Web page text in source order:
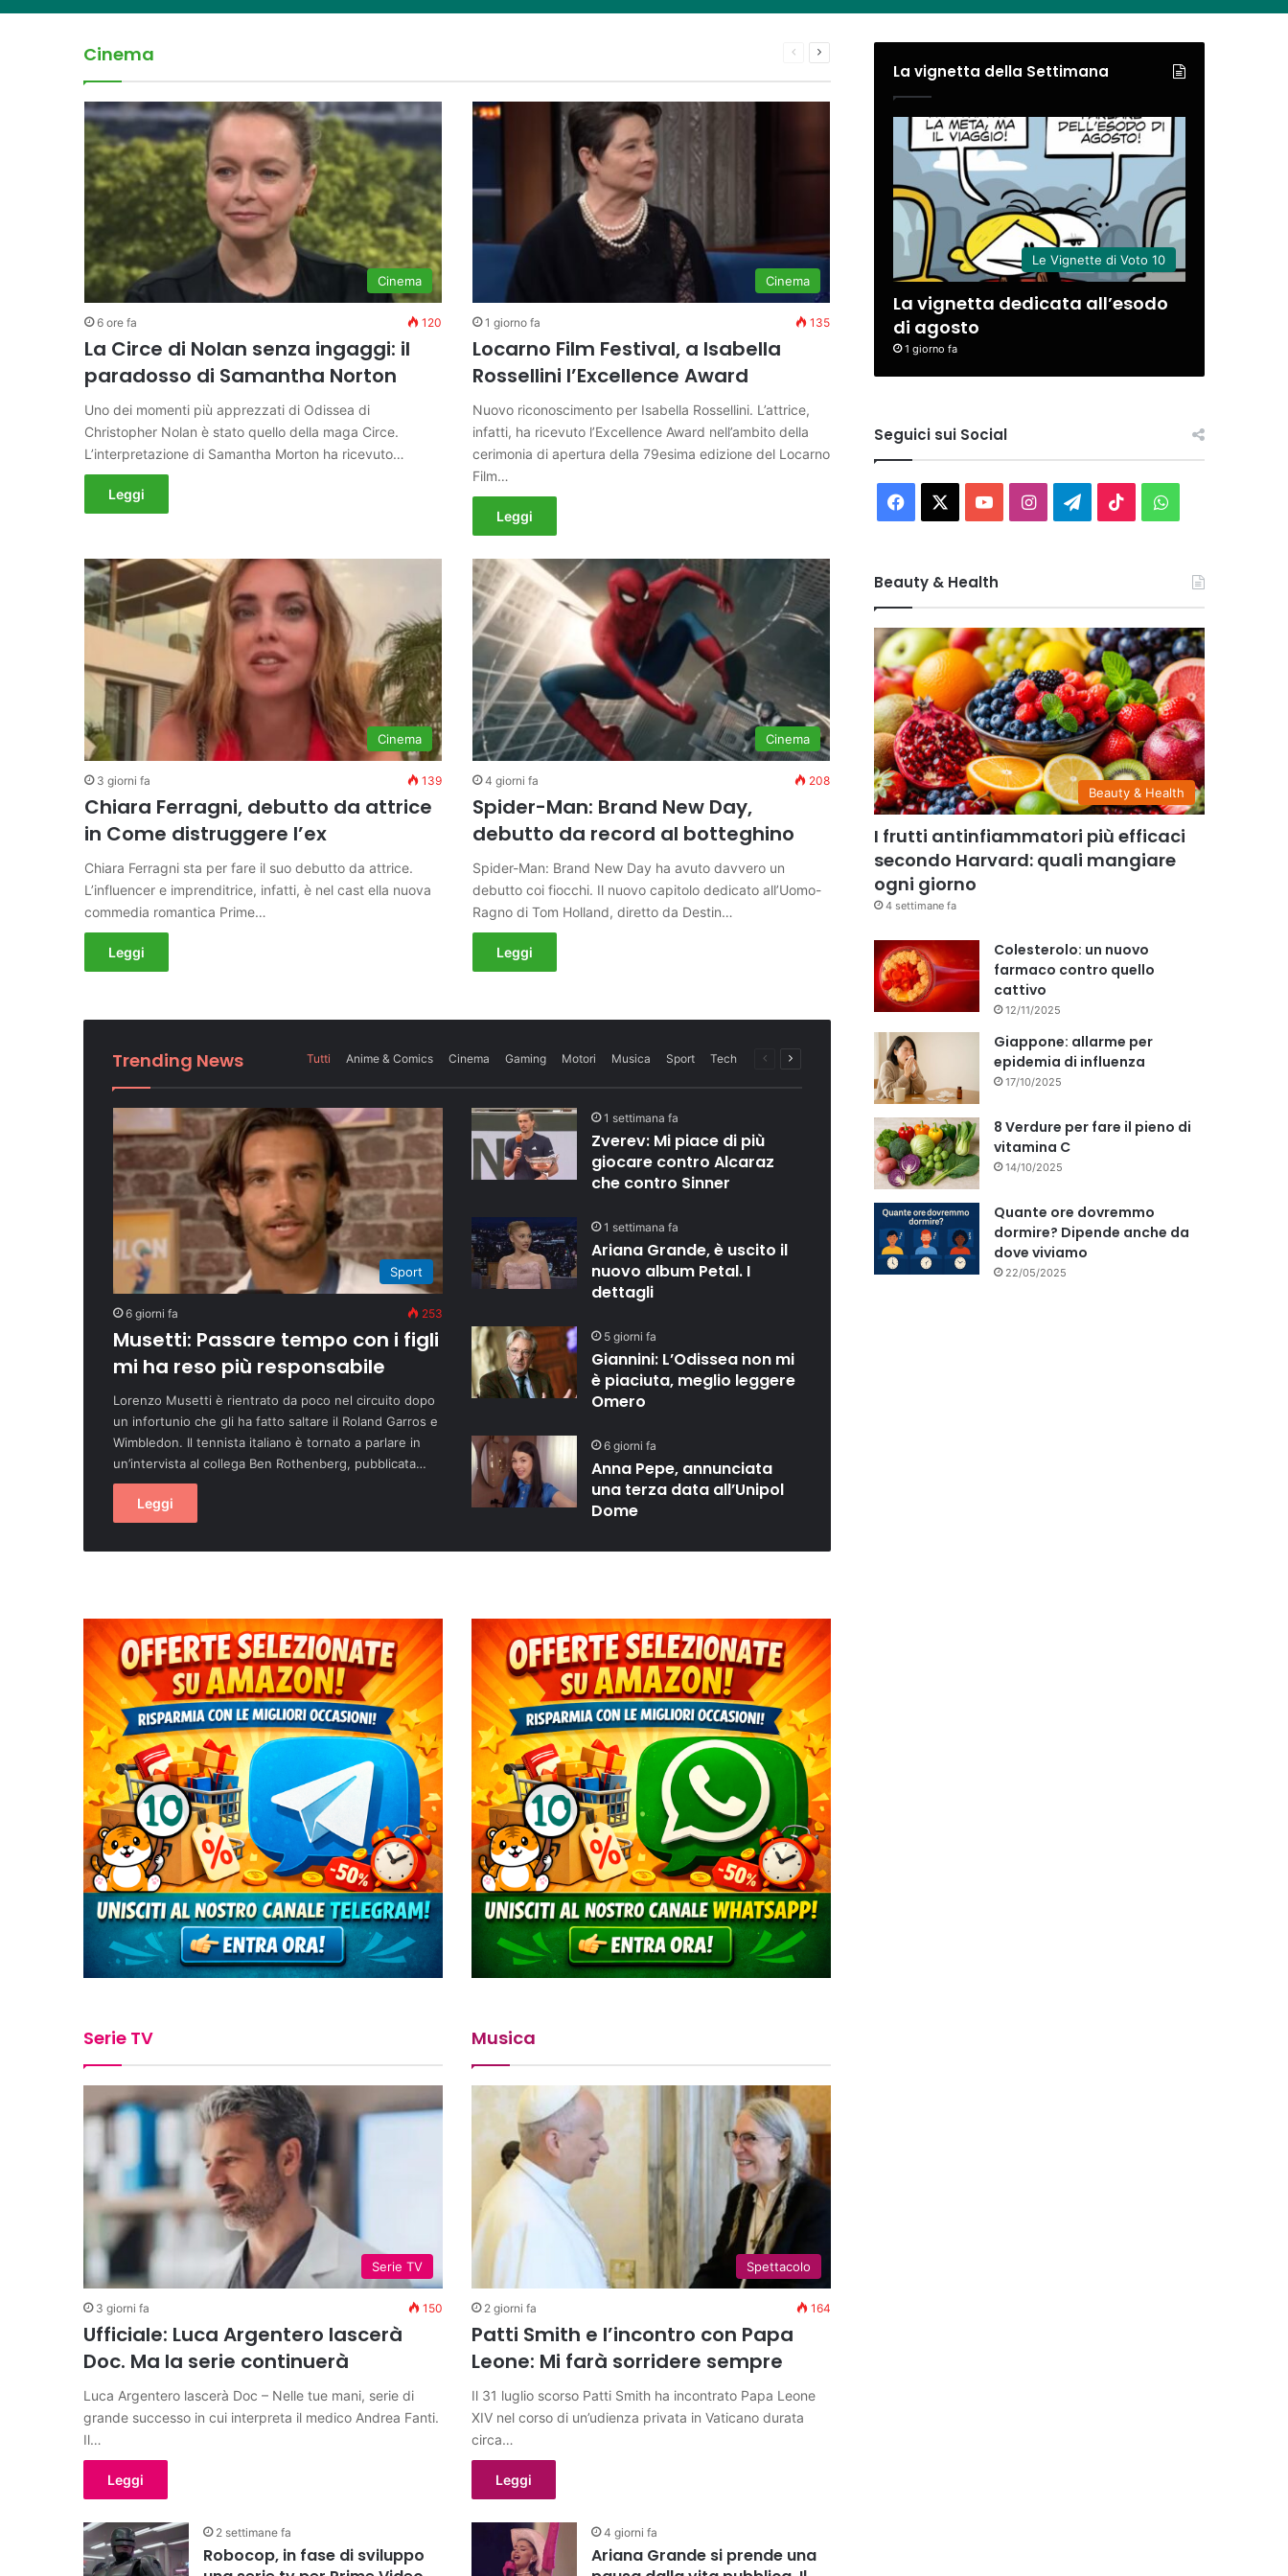
Uno dei momenti più apprezzati di Odissea di Christopher Nolan è stato quello della maga… Il 31
Cinema Precedente
Successiva
Cinema
6 ore fa 120
La Circe di Nolan senza ingaggi: il
paradosso di Samantha Norton
Uno dei momenti più apprezzati di Odissea di
Christopher Nolan è stato quello della maga Circe.
L’interpretazione di Samantha Morton ha ricevuto…
Leggi
Cinema
1 giorno fa 135
Locarno Film Festival, a Isabella
Rossellini l’Excellence Award
Nuovo riconoscimento per Isabella Rossellini. L’attrice,
infatti, ha ricevuto l’Excellence Award nell’ambito della
cerimonia di apertura della 79esima edizione del Locarno
Film…
Leggi
Cinema
3 giorni fa 139
Chiara Ferragni, debutto da attrice
in Come distruggere l’ex
Chiara Ferragni sta per fare il suo debutto da attrice.
L’influencer e imprenditrice, infatti, è nel cast ella nuova
commedia romantica Prime…
Leggi
Cinema
4 giorni fa 208
Spider-Man: Brand New Day,
debutto da record al botteghino
Spider-Man: Brand New Day ha avuto davvero un
debutto coi fiocchi. Il nuovo capitolo dedicato all’Uomo-
Ragno di Tom Holland, diretto da Destin…
Leggi
Trending News Tutti Anime & Comics Cinema Gaming Motori Musica Sport Tech Precedente
Successiva
Sport
6 giorni fa 253
Musetti: Passare tempo con i figli
mi ha reso più responsabile
Lorenzo Musetti è rientrato da poco nel circuito dopo
un infortunio che gli ha fatto saltare il Roland Garros e
Wimbledon. Il tennista italiano è tornato a parlare in
un’intervista al collega Ben Rothenberg, pubblicata…
Leggi
1 settimana fa
Zverev: Mi piace di più
giocare contro Alcaraz
che contro Sinner
1 settimana fa
Ariana Grande, è uscito il
nuovo album Petal. I
dettagli
5 giorni fa
Giannini: L’Odissea non mi
è piaciuta, meglio leggere
Omero
6 giorni fa
Anna Pepe, annunciata
una terza data all’Unipol
Dome
Serie TV
Serie TV
3 giorni fa 150
Ufficiale: Luca Argentero lascerà
Doc. Ma la serie continuerà
Luca Argentero lascerà Doc – Nelle tue mani, serie di
grande successo in cui interpreta il medico Andrea Fanti.
Il…
Leggi
2 settimane fa
Robocop, in fase di sviluppo
Musica
Spettacolo
2 giorni fa 164
Patti Smith e l’incontro con Papa
Leone: Mi farà sorridere sempre
Il 31 luglio scorso Patti Smith ha incontrato Papa Leone
XIV nel corso di un’udienza privata in Vaticano durata
circa…
Leggi
4 giorni fa
Ariana Grande si prende una
La vignetta della Settimana
Le Vignette di Voto 10
La vignetta dedicata all’esodo
di agosto
1 giorno fa
Seguici sui Social
Facebook You InstagramTelegram
TikTokWhatsApp
Beauty & Health
Beauty & Health
I frutti antinfiammatori più efficaci
secondo Harvard: quali mangiare
ogni giorno
4 settimane fa
Colesterolo: un nuovo
farmaco contro quello
cattivo
12/11/2025
Giappone: allarme per
epidemia di influenza
17/10/2025
8 Verdure per fare il pieno di
vitamina C
14/10/2025
Quante ore dovremmo
dormire? Dipende anche da
dove viviamo
22/05/2025